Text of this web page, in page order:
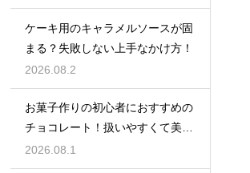
する
ケーキ用のキャラメルソースが固
まる？失敗しない上手なかけ方！
2026.08.2
お菓子作りの初心者におすすめの
チョコレート！扱いやすくて美味
しい種類を紹介
2026.08.1